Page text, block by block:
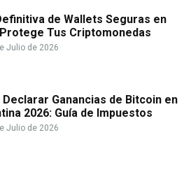
de Wallets Seguras en
Tus Criptomonedas
Julio de 2026
Declarar Ganancias de Bitcoin en
2026: Guía de Impuestos
Julio de 2026